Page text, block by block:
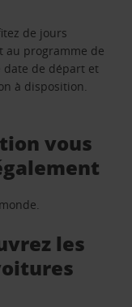
de jours
au programme de
date de départ et
à disposition.
vous
les